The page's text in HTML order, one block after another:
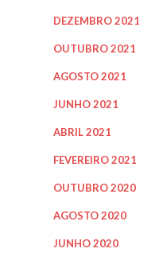
DEZEMBRO 2021
OUTUBRO 2021
AGOSTO 2021
JUNHO 2021
ABRIL 2021
FEVEREIRO 2021
OUTUBRO 2020
AGOSTO 2020
JUNHO 2020